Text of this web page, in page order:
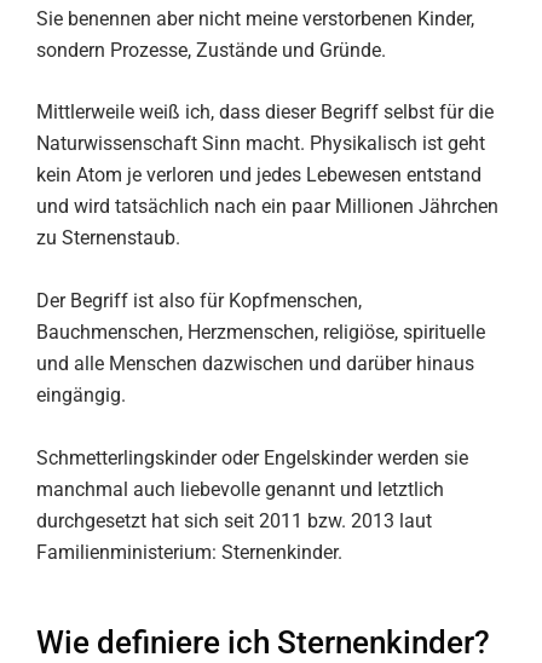
Sie benennen aber nicht meine verstorbenen Kinder,
sondern Prozesse, Zustände und Gründe.
Mittlerweile weiß ich, dass dieser Begriff selbst für die
Naturwissenschaft Sinn macht. Physikalisch ist geht
kein Atom je verloren und jedes Lebewesen entstand
und wird tatsächlich nach ein paar Millionen Jährchen
zu Sternenstaub.
Der Begriff ist also für Kopfmenschen,
Bauchmenschen, Herzmenschen, religiöse, spirituelle
und alle Menschen dazwischen und darüber hinaus
eingängig.
Schmetterlingskinder oder Engelskinder werden sie
manchmal auch liebevolle genannt und letztlich
durchgesetzt hat sich seit 2011 bzw. 2013 laut
Familienministerium: Sternenkinder.
Wie definiere ich Sternenkinder?